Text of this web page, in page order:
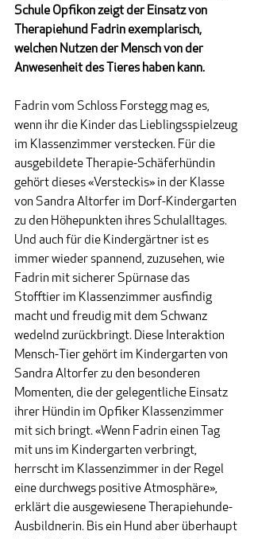
Schule Opfikon zeigt der Einsatz von
Therapiehund Fadrin exemplarisch,
welchen Nutzen der Mensch von der
Anwesenheit des Tieres haben kann.
Fadrin vom Schloss Forstegg mag es,
wenn ihr die Kinder das Lieblingsspielzeug
im Klassenzimmer verstecken. Für die
ausgebildete Therapie-Schäferhündin
gehört dieses «Versteckis» in der Klasse
von Sandra Altorfer im Dorf-Kindergarten
zu den Höhepunkten ihres Schulalltages.
Und auch für die Kindergärtner ist es
immer wieder spannend, zuzusehen, wie
Fadrin mit sicherer Spürnase das
Stofftier im Klassenzimmer ausfindig
macht und freudig mit dem Schwanz
wedelnd zurückbringt. Diese Interaktion
Mensch-Tier gehört im Kindergarten von
Sandra Altorfer zu den besonderen
Momenten, die der gelegentliche Einsatz
ihrer Hündin im Opfiker Klassenzimmer
mit sich bringt. «Wenn Fadrin einen Tag
mit uns im Kindergarten verbringt,
herrscht im Klassenzimmer in der Regel
eine durchwegs positive Atmosphäre»,
erklärt die ausgewiesene Therapiehunde-
Ausbildnerin. Bis ein Hund aber überhaupt